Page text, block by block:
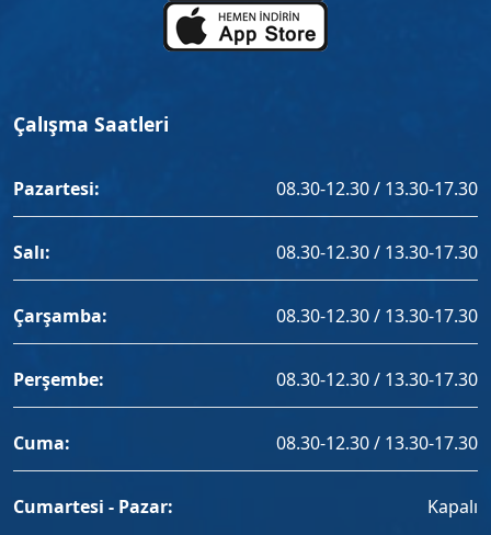
Çalışma Saatleri
Pazartesi: 08.30-12.30 / 13.30-17.30
Salı: 08.30-12.30 / 13.30-17.30
Çarşamba: 08.30-12.30 / 13.30-17.30
Perşembe: 08.30-12.30 / 13.30-17.30
Cuma: 08.30-12.30 / 13.30-17.30
Cumartesi - Pazar: Kapalı